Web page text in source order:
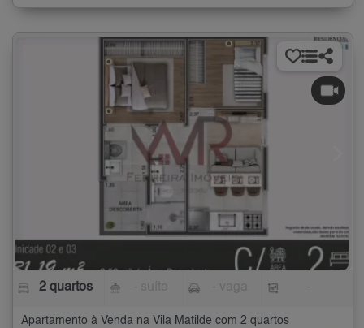
2 quartos
Apartamento à Venda na Vila Matilde com 2 quartos